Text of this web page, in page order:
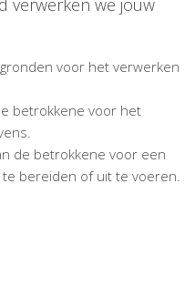
we jouw
voor het verwerken
betrokkene voor het
de betrokkene voor een
bereiden of uit te voeren.